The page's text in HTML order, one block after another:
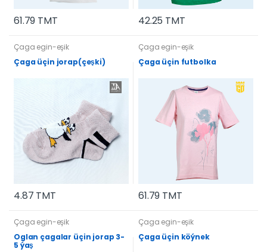
61.79 TMT 42.25 TMT
Çaga egin-eşik
Çaga üçin jorap(çeşki)
4.87 TMT
Çaga egin-eşik
Çaga üçin futbolka
61.79 TMT
Çaga egin-eşik
Oglan çagalar üçin jorap 3-
5 ýaş
Çaga egin-eşik
Çaga üçin köýnek